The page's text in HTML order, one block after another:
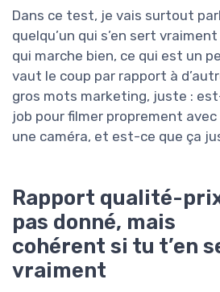
Dans ce test, je vais surtout
quelqu’un qui s’en sert
qui marche bien, ce qui est un
vaut le coup par rapport à
gros mots marketing, juste :
job pour filmer proprement
une caméra, et est-ce que ça
Rapport qualité-
pas donné, mais
cohérent si tu t’en
vraiment